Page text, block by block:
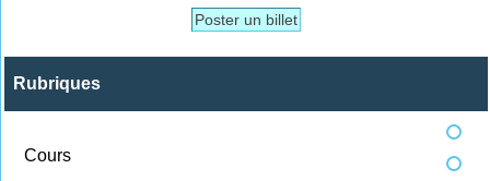
Poster un billet
Rubriques
Cours